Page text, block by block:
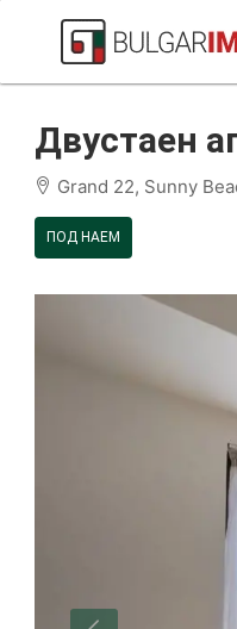
Двустаен
Grand 22, Sunny
ПОД НАЕМ